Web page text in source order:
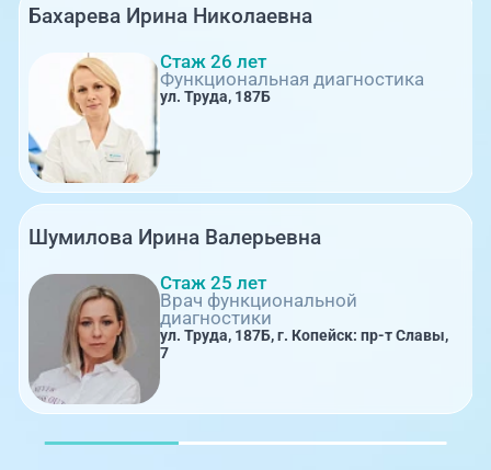
Бахарева Ирина Николаевна
Стаж 26 лет
Функциональная диагностика
ул. Труда, 187Б
Шумилова Ирина Валерьевна
Стаж 25 лет
Врач функциональной
диагностики
ул. Труда, 187Б, г. Копейск: пр-т Славы,
7